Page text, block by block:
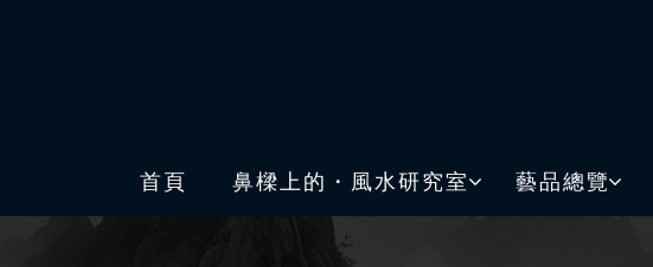
首頁 鼻樑上的・風水研究室 藝品總覽